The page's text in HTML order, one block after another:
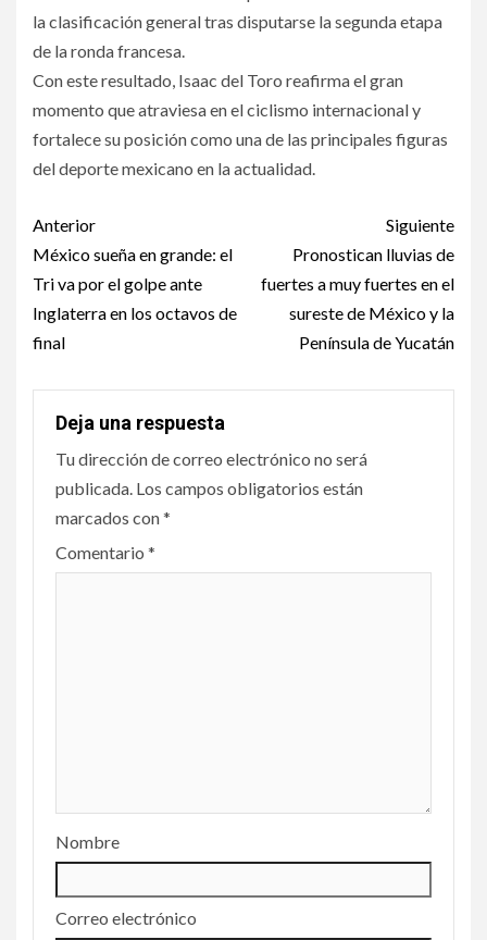
la clasificación general tras disputarse la segunda etapa
de la ronda francesa.
Con este resultado, Isaac del Toro reafirma el gran
momento que atraviesa en el ciclismo internacional y
fortalece su posición como una de las principales figuras
del deporte mexicano en la actualidad.
Post
navigation
Anterior
México sueña en grande: el
Tri va por el golpe ante
Inglaterra en los octavos de
final
Siguiente
Pronostican lluvias de
fuertes a muy fuertes en el
sureste de México y la
Península de Yucatán
Deja una respuesta
Tu dirección de correo electrónico no será
publicada. Los campos obligatorios están
marcados con*
Comentario *
Nombre
Correo electrónico